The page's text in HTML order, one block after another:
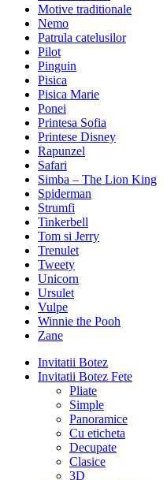
Motive traditionale
Nemo
Patrula catelusilor
Pilot
Pinguin
Pisica
Pisica Marie
Ponei
Printesa Sofia
Printese Disney
Rapunzel
Safari
Simba – The Lion King
Spiderman
Strumfi
Tinkerbell
Tom si Jerry
Trenulet
Tweety
Unicorn
Ursulet
Vulpe
Winnie the Pooh
Zane
Invitatii Botez
Invitatii Botez Fete
Pliate
Simple
Panoramice
Cu eticheta
Decupate
Clasice
3D